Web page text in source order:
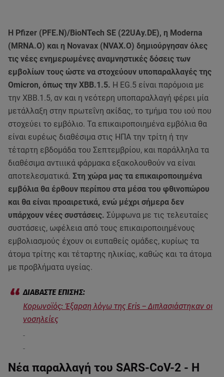
Η Pfizer (PFE.N)/BioNTech SE (22UAy.DE), η Moderna
(MRNA.O) και η Novavax (NVAX.O) δημιούργησαν όλες
τις νέες ενημερωμένες αναμνηστικές δόσεις των
εμβολίων τους ώστε να στοχεύουν υποπαραλλαγές της
Omicron, όπως την XBB.1.5. Η EG.5 είναι παρόμοια με
την XBB.1.5, αν και η νεότερη υποπαραλλαγή φέρει μία
μετάλλαξη στην πρωτεΐνη ακίδας, το τμήμα του ιού που
στοχεύει το εμβόλιο. Τα επικαιροποιημένα εμβόλια θα
είναι ευρέως διαθέσιμα στις ΗΠΑ την τρίτη ή την
τέταρτη εβδομάδα του Σεπτεμβρίου, και παράλληλα τα
διαθέσιμα αντιιικά φάρμακα εξακολουθούν να είναι
αποτελεσματικά. Στη χώρα μας τα επικαιροποιημένα
εμβόλια θα έρθουν περίπου στα μέσα του φθινοπώρου
και θα είναι προαιρετικά, ενώ μέχρι σήμερα δεν
υπάρχουν νέες συστάσεις. Σύμφωνα με τις τελευταίες
συστάσεις, ωφέλεια από τους επικαιροποιημένους
εμβολιασμούς έχουν οι ευπαθείς ομάδες, κυρίως τα
άτομα τρίτης και τέταρτης ηλικίας, καθώς και τα άτομα
με προβλήματα υγείας.
Κορωνοϊός: Έξαρση λόγω της Eris – Διπλασιάστηκαν οι
νοσηλείες
Νέα παραλλαγή του SARS-CoV-2 - Η